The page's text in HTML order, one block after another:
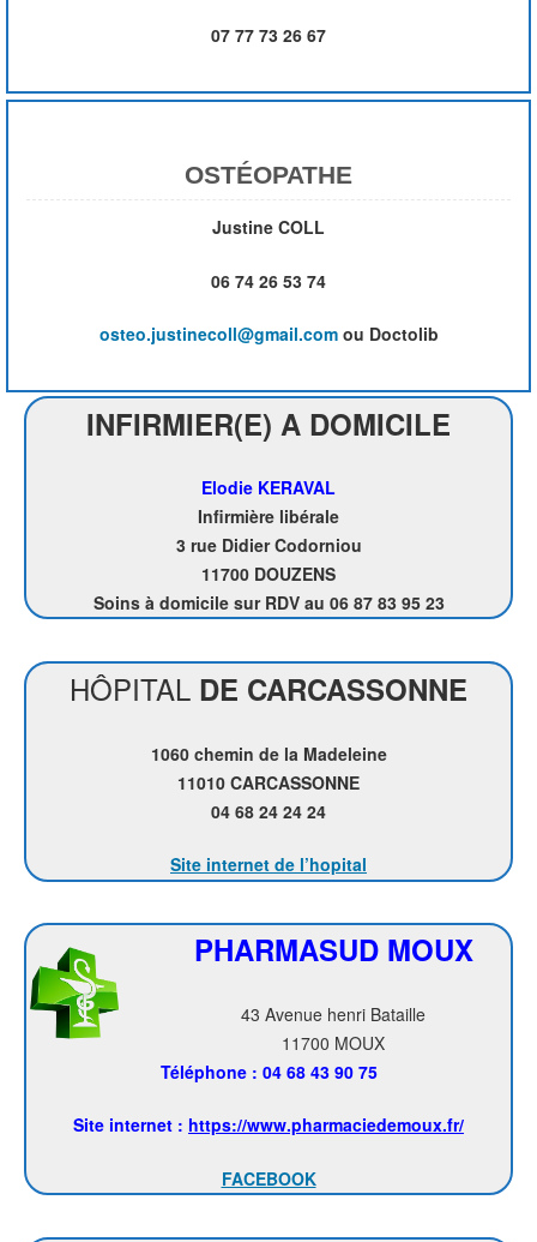
07 77 73 26 67
OSTÉOPATHE
Justine COLL
06 74 26 53 74
osteo.justinecoll@gmail.comou Doctolib
INFIRMIER(E) A DOMICILE
Elodie KERAVAL
Infirmière libérale
3 rue Didier Codorniou
11700 DOUZENS
Soins à domicile sur RDV au 06 87 83 95 23
HÔPITAL DE CARCASSONNE
1060 chemin de la Madeleine
11010 CARCASSONNE
04 68 24 24 24
Site internet de l’hopital
PHARMASUD MOUX
43 Avenue henri Bataille
11700 MOUX
Téléphone : 04 68 43 90 75
Site internet : https://www.pharmaciedemoux.fr/
FACEBOOK